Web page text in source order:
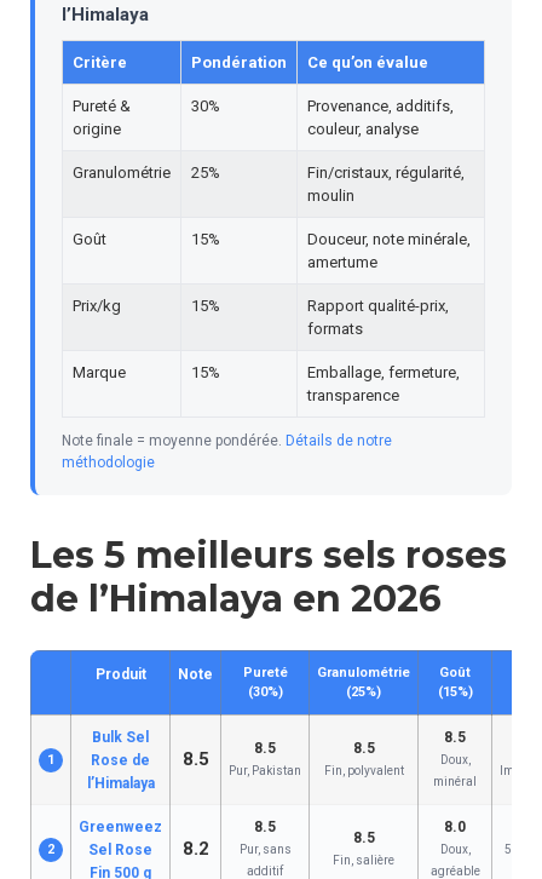
l’Himalaya
Critère Pondération Ce qu’on évalue
Pureté &
origine
30%
Provenance, additifs,
couleur, analyse
Granulométrie 25%
Fin/cristaux, régularité,
moulin
Goût 15%
Douceur, note minérale,
amertume
Prix/kg 15%
Rapport qualité-prix,
formats
Marque 15%
Emballage, fermeture,
transparence
Note finale = moyenne pondérée. Détails de notre
méthodologie
Les 5 meilleurs sels roses
de l’Himalaya en 2026
Produit Note
Pureté
(30%)
Granulométrie
(25%)
Goût
(15%)
1
Bulk Sel
Rose de
l’Himalaya
8.5 8.5
Pur, Pakistan
8.5
Fin, polyvalent
8.5
Doux,
minéral
2
Greenweez
Sel Rose
Fin 500 g
8.2
8.5
Pur, sans
additif
8.5
Fin, salière
8.0
Doux,
agréable
500 g,